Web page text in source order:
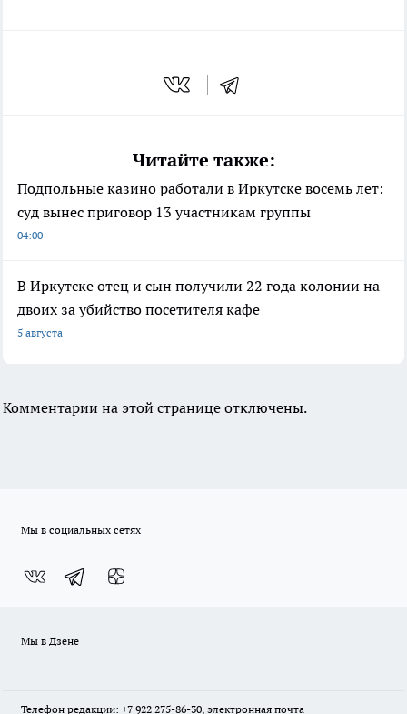
Читайте также:
Подпольные казино работали в Иркутске восемь лет:
суд вынес приговор 13 участникам группы
04:00
В Иркутске отец и сын получили 22 года колонии на
двоих за убийство посетителя кафе
5 августа
Комментарии на этой странице отключены.
Мы в социальных сетях
Мы в Дзене
Телефон редакции: +7 922 275-86-30, электронная почта